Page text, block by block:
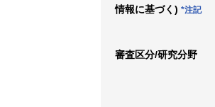
情報に基づく) *注記
審査区分/研究分野